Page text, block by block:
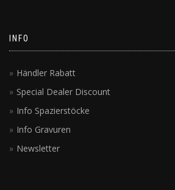
INFO
Händler Rabatt
Special Dealer Discount
Info Spazierstöcke
Info Gravuren
Newsletter